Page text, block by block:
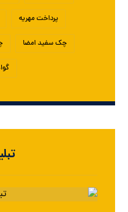
پرداخت مهریه
چک سفید امضا